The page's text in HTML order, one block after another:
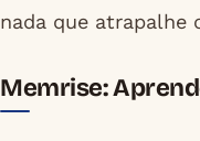
nada que atrapalhe
Memrise: